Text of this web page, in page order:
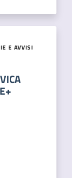
E AVVISI